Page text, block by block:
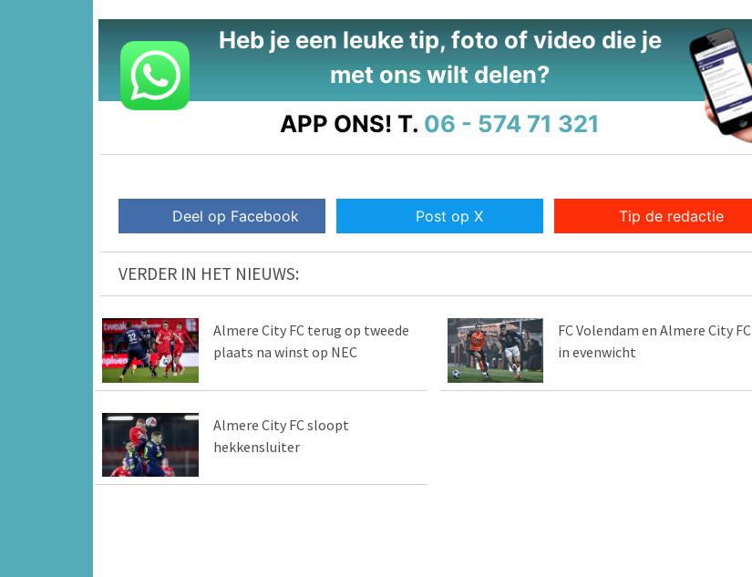
Heb je een leuke tip, foto of video die je
met ons wilt delen?
APP ONS! T. 06 - 574 71 321
Deel op Facebook Post op X Tip de redactie
VERDER IN HET NIEUWS:
Almere City FC terug op tweede
plaats na winst op NEC
FC Volendam en Almere City FC
in evenwicht
Almere City FC sloopt
hekkensluiter